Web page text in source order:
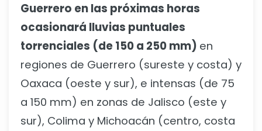
Guerrero en las próximas horas
ocasionará lluvias puntuales
torrenciales (de 150 a 250 mm) en
regiones de Guerrero (sureste y costa) y
Oaxaca (oeste y sur), e intensas (de 75
a 150 mm) en zonas de Jalisco (este y
sur), Colima y Michoacán (centro, costa